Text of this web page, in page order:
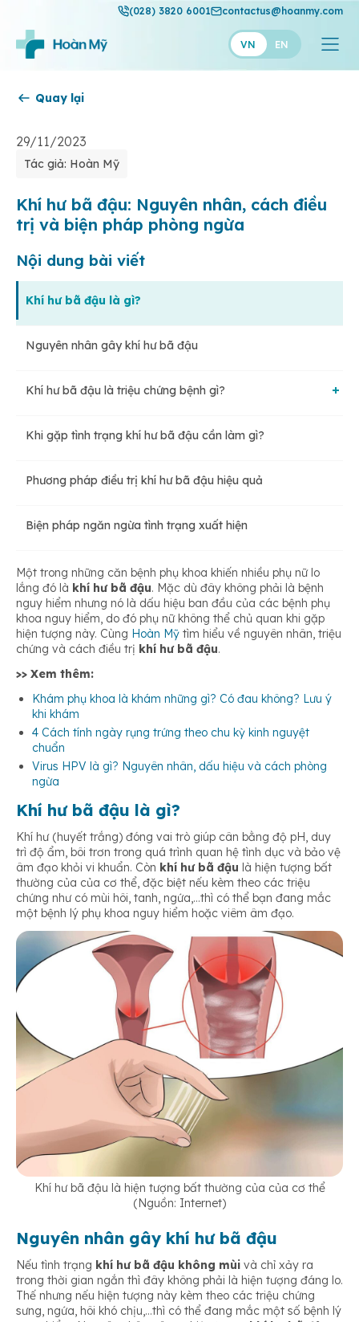
(028) 3820 6001 contactus@hoanmy.com
VN EN
Thuận Mỹ
Quay lại
29/11/2023
Tác giả: Hoàn Mỹ
Khí hư bã đậu: Nguyên nhân, cách điều
trị và biện pháp phòng ngừa
Nội dung bài viết
Khí hư bã đậu là gì?
Nguyên nhân gây khí hư bã đậu
Khí hư bã đậu là triệu chứng bệnh gì?
Nhiễm nấm Candida
Khô âm đạo
Viêm lộ tuyến cổ tử cung
Các bệnh phụ khoa khác
Khi gặp tình trạng khí hư bã đậu cần làm gì?
Phương pháp điều trị khí hư bã đậu hiệu quả
Biện pháp ngăn ngừa tình trạng xuất hiện
Một trong những căn bệnh phụ khoa khiến nhiều phụ nữ lo
lắng đó là khí hư bã đậu. Mặc dù đây không phải là bệnh
nguy hiểm nhưng nó là dấu hiệu ban đầu của các bệnh phụ
khoa nguy hiểm, do đó phụ nữ không thể chủ quan khi gặp
hiện tượng này. Cùng Hoàn Mỹ tìm hiểu về nguyên nhân, triệu
chứng và cách điều trị khí hư bã đậu.
>> Xem thêm:
Khám phụ khoa là khám những gì? Có đau không? Lưu ý
khi khám
4 Cách tính ngày rụng trứng theo chu kỳ kinh nguyệt
chuẩn
Virus HPV là gì? Nguyên nhân, dấu hiệu và cách phòng
ngừa
Khí hư bã đậu là gì?
Khí hư (huyết trắng) đóng vai trò giúp cân bằng độ pH, duy
trì độ ẩm, bôi trơn trong quá trình quan hệ tình dục và bảo vệ
âm đạo khỏi vi khuẩn. Còn khí hư bã đậu là hiện tượng bất
thường của của cơ thể, đặc biệt nếu kèm theo các triệu
chứng như có mùi hôi, tanh, ngứa,…thì có thể bạn đang mắc
một bệnh lý phụ khoa nguy hiểm hoặc viêm âm đạo.
Khí hư bã đậu là hiện tượng bất thường của của cơ thể
(Nguồn: Internet)
Nguyên nhân gây khí hư bã đậu
Nếu tình trạng khí hư bã đậu không mùi và chỉ xảy ra
trong thời gian ngắn thì đây không phải là hiện tượng đáng lo.
Thế nhưng nếu hiện tượng này kèm theo các triệu chứng
sưng, ngứa, hôi khó chịu,…thì có thể đang mắc một số bệnh lý